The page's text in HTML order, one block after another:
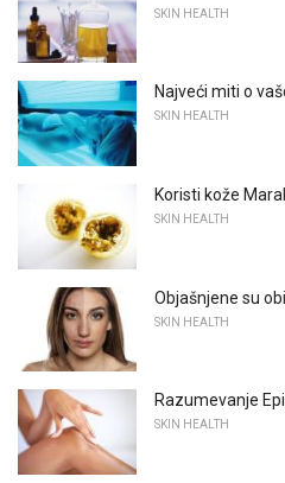
SKIN HEALTH
Najveći miti o
SKIN HEALTH
Koristi kože
SKIN HEALTH
Objašnjene su
SKIN HEALTH
Razumevanje
SKIN HEALTH